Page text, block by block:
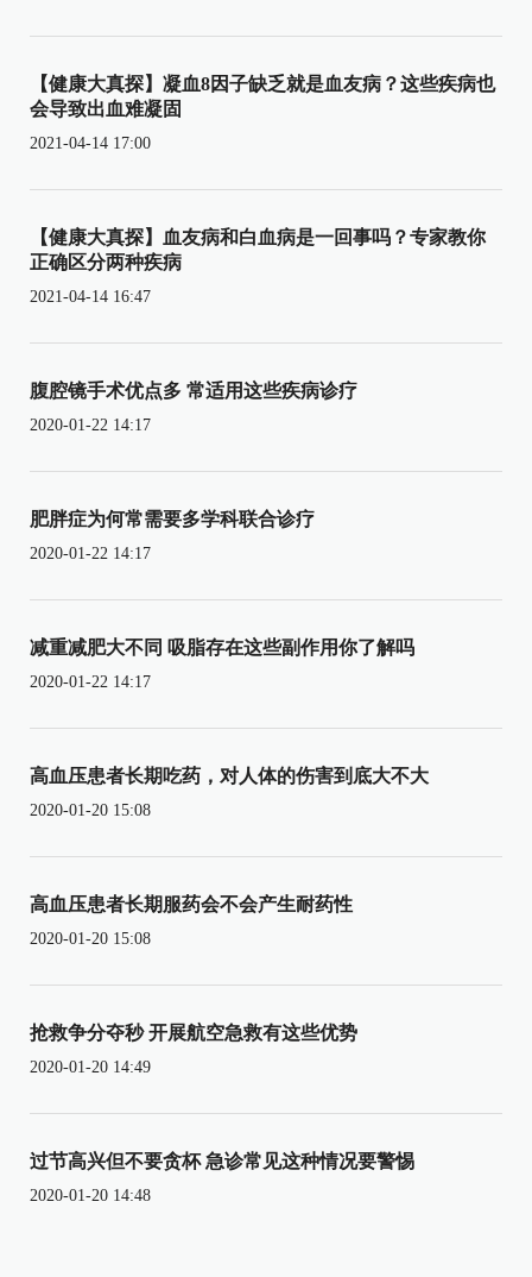
【健康大真探】凝血8因子缺乏就是血友病？这些疾病也
会导致出血难凝固
2021-04-14 17:00
【健康大真探】血友病和白血病是一回事吗？专家教你
正确区分两种疾病
2021-04-14 16:47
腹腔镜手术优点多 常适用这些疾病诊疗
2020-01-22 14:17
肥胖症为何常需要多学科联合诊疗
2020-01-22 14:17
减重减肥大不同 吸脂存在这些副作用你了解吗
2020-01-22 14:17
高血压患者长期吃药，对人体的伤害到底大不大
2020-01-20 15:08
高血压患者长期服药会不会产生耐药性
2020-01-20 15:08
抢救争分夺秒 开展航空急救有这些优势
2020-01-20 14:49
过节高兴但不要贪杯 急诊常见这种情况要警惕
2020-01-20 14:48